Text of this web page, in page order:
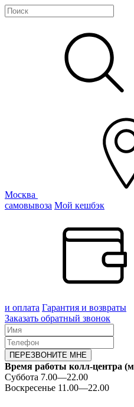
Москва
самовывоза Мой кешбэк
и оплата Гарантия и возвраты
Заказать обратный звонок
ПЕРЕЗВОНИТЕ МНЕ
Время работы колл-центра
Суббота 7.00—22.00
Воскресенье 11.00—22.00